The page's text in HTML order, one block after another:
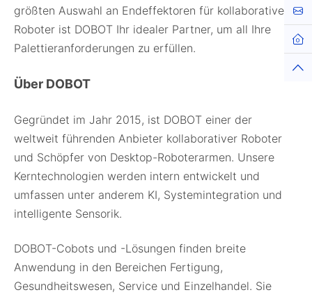
größten Auswahl an Endeffektoren für kollaborative
Roboter ist DOBOT Ihr idealer Partner, um all Ihre
Palettieranforderungen zu erfüllen.
Über DOBOT
Gegründet im Jahr 2015, ist DOBOT einer der
weltweit führenden Anbieter kollaborativer Roboter
und Schöpfer von Desktop-Roboterarmen. Unsere
Kerntechnologien werden intern entwickelt und
umfassen unter anderem KI, Systemintegration und
intelligente Sensorik.
DOBOT-Cobots und -Lösungen finden breite
Anwendung in den Bereichen Fertigung,
Gesundheitswesen, Service und Einzelhandel. Sie